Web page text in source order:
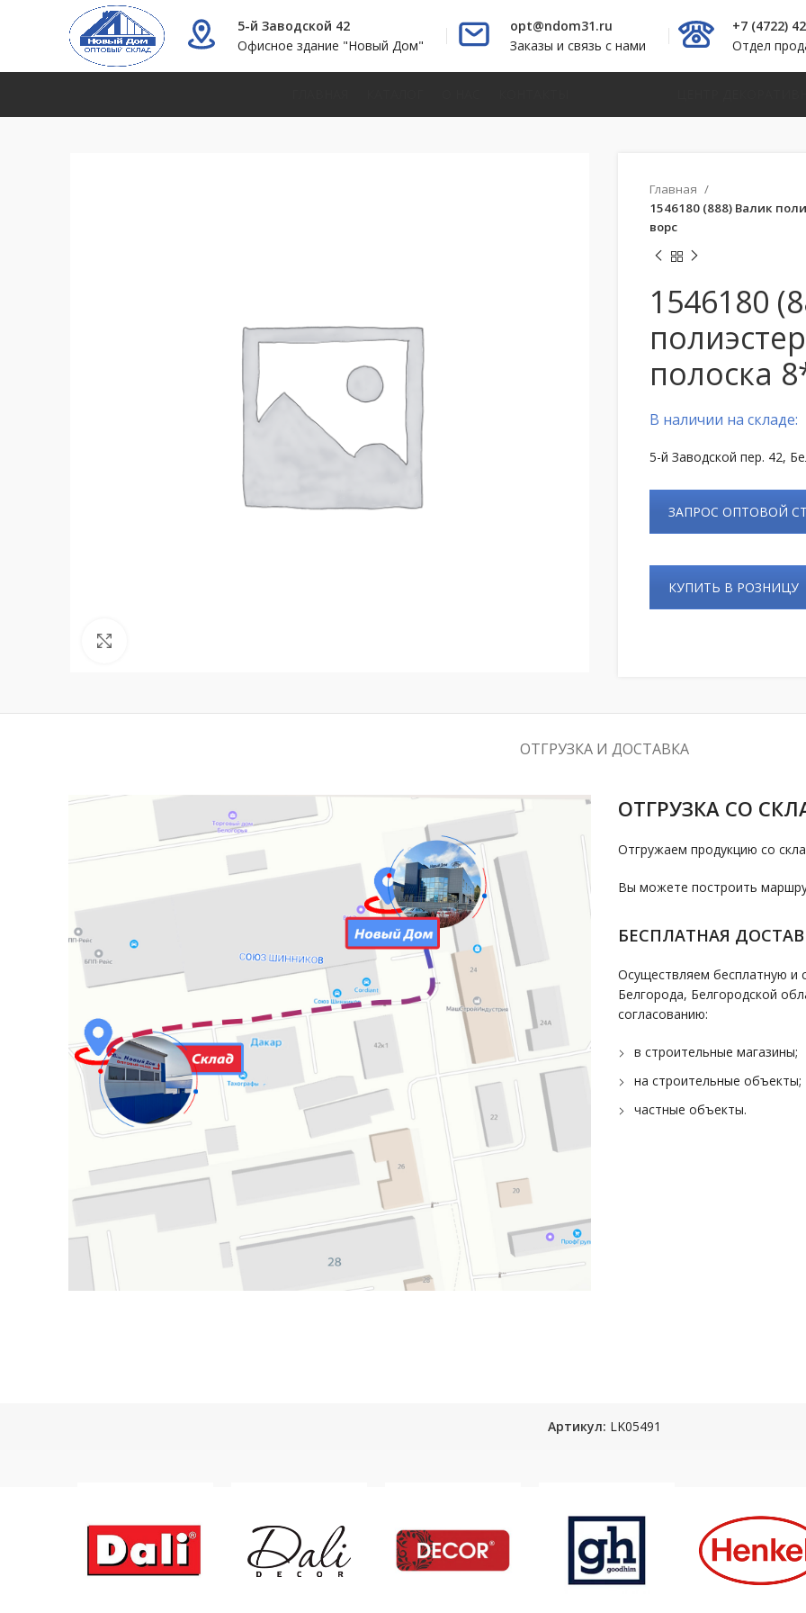
5-й Заводской 42
Офисное здание "Новый Дом"
opt@ndom31.ru
Заказы и связь с нами
+7 (4722)
Отдел
Главная
1546180 (888) Валик
ворс
1546180
полоска
В наличии на складе:
5-й Заводской пер. 42,
ЗАПРОС ОПТОВОЙ
КУПИТЬ В РОЗНИЦУ
ОТГРУЗКА И ДОСТАВКА
ОТГРУЗКА СО
Отгружаем продукцию со
Вы можете построить
БЕСПЛАТНАЯ
Осуществляем бесплатную и
Белгорода, Белгородской
согласованию:
в строительные магазины;
на строительные объекты;
частные объекты.
Артикул: LK05491